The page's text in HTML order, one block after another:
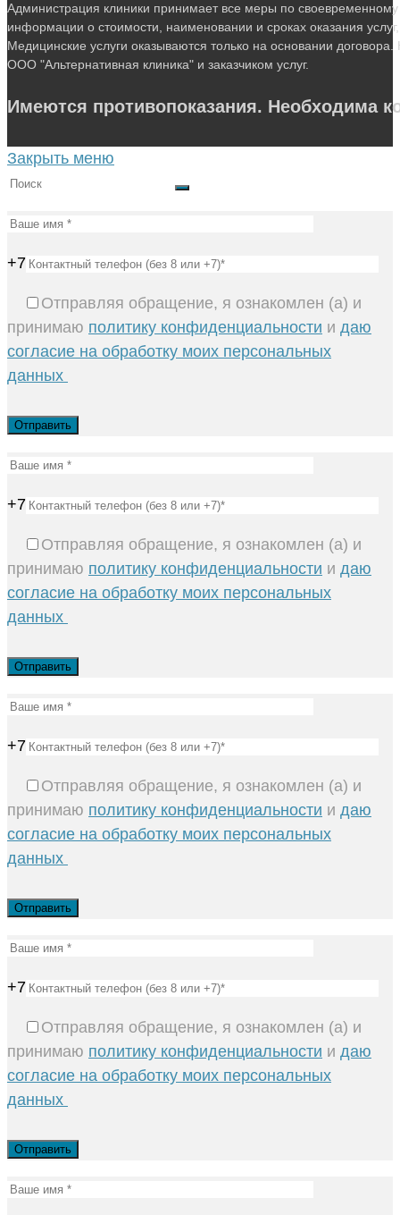
Администрация клиники принимает все меры по
информации о стоимости, наименовании и сроках оказания
Медицинские услуги оказываются только на основании
ООО "Альтернативная клиника" и заказчиком услуг.
Имеются противопоказания. Необходима
Закрыть меню
+7
Отправляя обращение, я ознакомлен (а) и
принимаю политику конфиденциальности и даю
согласие на обработку моих персональных
данных
+7
Отправляя обращение, я ознакомлен (а) и
принимаю политику конфиденциальности и даю
согласие на обработку моих персональных
данных
+7
Отправляя обращение, я ознакомлен (а) и
принимаю политику конфиденциальности и даю
согласие на обработку моих персональных
данных
+7
Отправляя обращение, я ознакомлен (а) и
принимаю политику конфиденциальности и даю
согласие на обработку моих персональных
данных